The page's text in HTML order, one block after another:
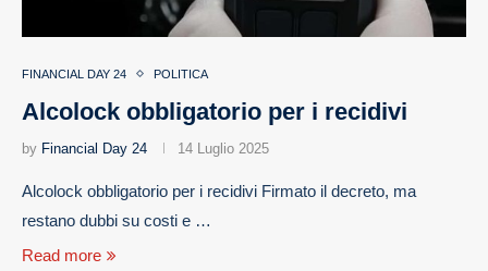
FINANCIAL DAY 24 POLITICA
Alcolock obbligatorio per i recidivi
by Financial Day 24 14 Luglio 2025
Alcolock obbligatorio per i recidivi Firmato il decreto, ma
restano dubbi su costi e …
Read more